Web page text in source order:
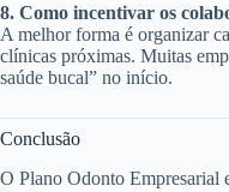
8. Como incentivar os
A melhor forma é organizar
clínicas próximas. Muitas
saúde bucal” no início.
Conclusão
O Plano Odonto Empresarial